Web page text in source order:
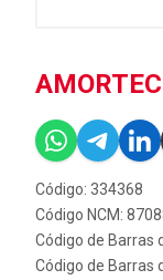
Código: 334368
Código NCM:
Código de Barras
Código de Barras